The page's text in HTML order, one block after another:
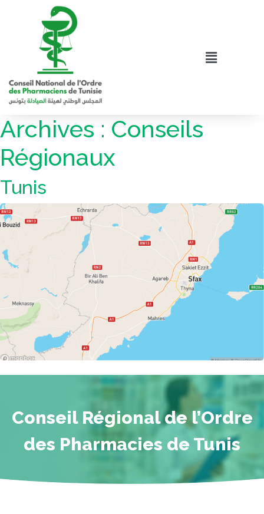
Archives : Conseils
Régionaux
Tunis
Conseil Régional de l’Ordre
des Pharmacies de Tunis